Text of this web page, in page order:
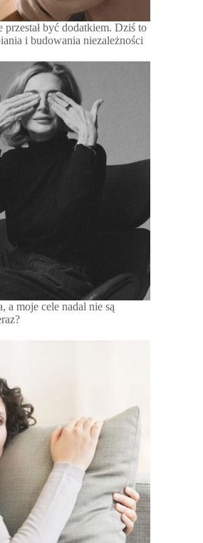
przestał być dodatkiem. Dziś to
i budowania niezależności
a moje cele nadal nie są